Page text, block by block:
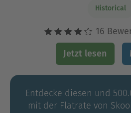
Historical
16
Jetzt lesen
Entdecke diesen und
mit der Flatrate von